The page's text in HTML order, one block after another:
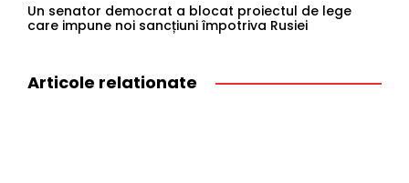
Un senator democrat a blocat proiectul de lege
care impune noi sancțiuni împotriva Rusiei
Articole relationate